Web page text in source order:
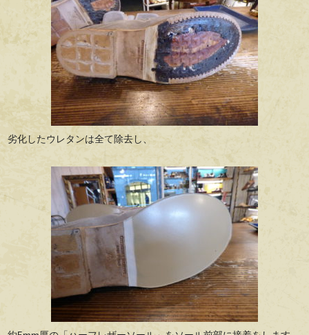
劣化したウレタンは全て除去し、